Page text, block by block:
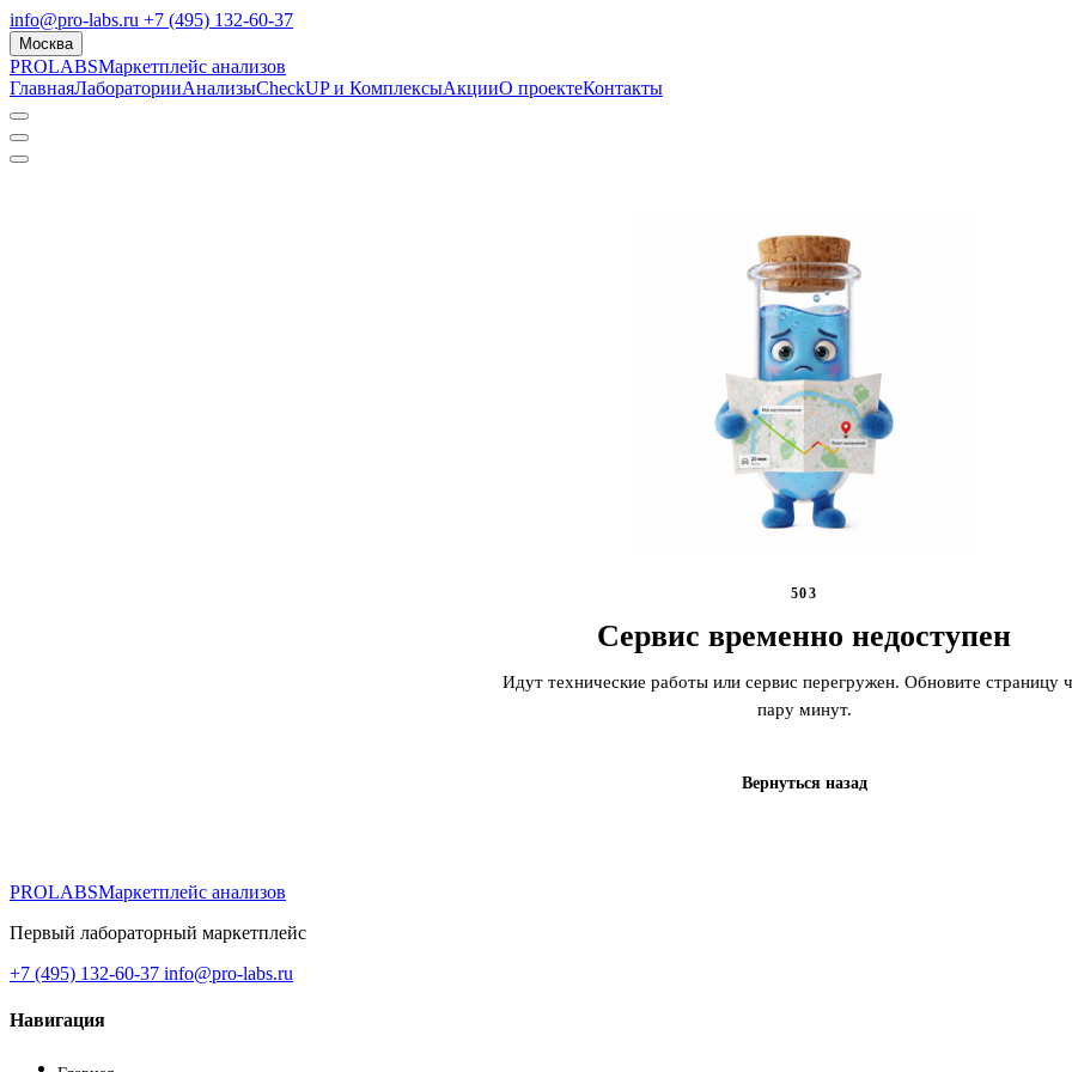
info@pro-labs.ru +7 (495) 132-60-37
Москва
PROLABSМаркетплейс анализов
ГлавнаяЛабораторииАнализыCheckUP и КомплексыАкцииО проектеКонтакты
503
Сервис временно недоступен
Идут технические работы или сервис перегружен. Обновите страницу
пару минут.
Вернуться назад
PROLABSМаркетплейс анализов
Первый лабораторный маркетплейс
+7 (495) 132-60-37 info@pro-labs.ru
Навигация